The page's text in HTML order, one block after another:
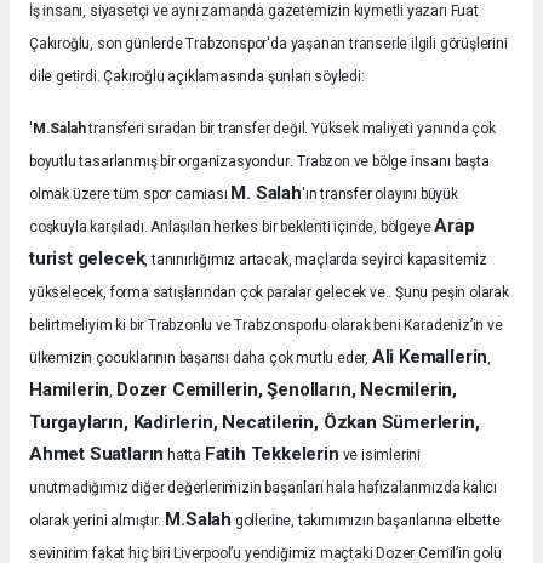
İş insanı, siyasetçi ve aynı zamanda gazetemizin kıymetli yazarı Fuat
Çakıroğlu, son günlerde Trabzonspor'da yaşanan transerle ilgili görüşlerini
dile getirdi. Çakıroğlu açıklamasında şunları söyledi:
'M.Salahtransferi sıradan bir transfer değil. Yüksek maliyeti yanında çok
boyutlu tasarlanmış bir organizasyondur.Trabzon ve bölge insanı başta
olmak üzere tüm spor camiası M. Salah'ın transfer olayını büyük
coşkuyla karşıladı. Anlaşılan herkes bir beklenti içinde, bölgeyeArap
turist gelecek, tanınırlığımız artacak, maçlarda seyirci kapasitemiz
yükselecek, forma satışlarından çok paralar gelecek ve.. Şunu peşin olarak
belirtmeliyim ki bir Trabzonlu ve Trabzonsporlu olarak beni Karadeniz’in ve
ülkemizin çocuklarının başarısı daha çok mutlu eder, Ali Kemallerin
Hamilerin Dozer Cemillerin, Şenolların, Necmilerin,
Turgayların, Kadirlerin, Necatilerin, Özkan Sümerlerin,
Ahmet Suatların hatta Fatih Tekkelerin ve isimlerini
unutmadığımız diğer değerlerimizin başarıları hala hafızalarımızda kalıcı
olarak yerini almıştır. M.Salah gollerine, takımımızın başarılarına elbette
sevinirim fakat hiç biri Liverpool’u yendiğimiz maçtaki Dozer Cemil’in golü